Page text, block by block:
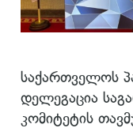
საქართველოს
დელეგაცია
კომიტეტის